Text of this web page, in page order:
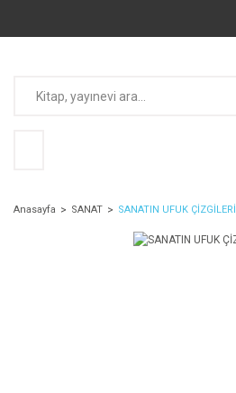
Anasayfa SANAT SANATIN UFUK ÇİZGİLERİ